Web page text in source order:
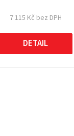
7 115 Kč bez DPH
DETAIL